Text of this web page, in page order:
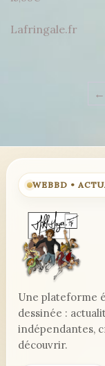
Lafringale.fr
←
WEBBD •
Une plateforme
dessinée :
indépendantes,
découvrir.